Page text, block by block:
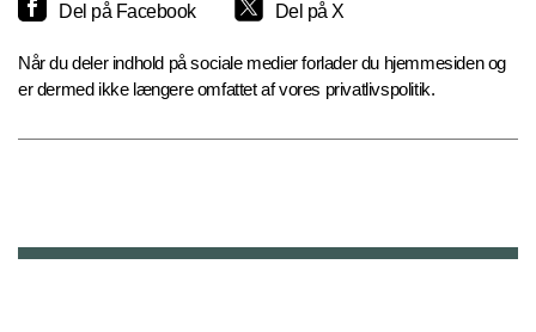
Del på Facebook Del på X
Når du deler indhold på sociale medier forlader du hjemmesiden og
er dermed ikke længere omfattet af vores privatlivspolitik.